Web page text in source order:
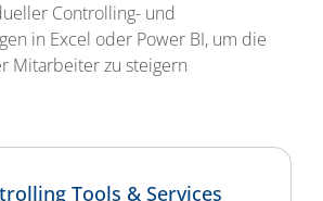
Controlling- und
in Excel oder Power BI, um die
Mitarbeiter zu steigern
Tools & Services